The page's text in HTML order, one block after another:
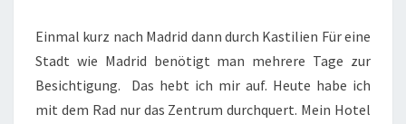
16
Einmal kurz nach Madrid dann durch Kastilien Für eine
Stadt wie Madrid benötigt man mehrere Tage zur
Besichtigung. Das hebt ich mir auf. Heute habe ich
mit dem Rad nur das Zentrum durchquert. Mein Hotel